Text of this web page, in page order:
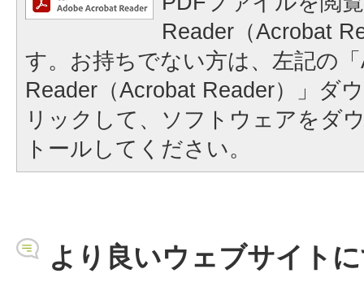
Reader（Acrobat
す。お持ちでない方は、左記の
Reader（Acrobat Reader）」ダ
リックして、ソフトウェアをダ
トールしてください。
より良いウェブサイト